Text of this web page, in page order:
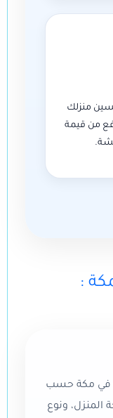
منزلك
من قيمة
في مكة حسب
المنزل، ونوع